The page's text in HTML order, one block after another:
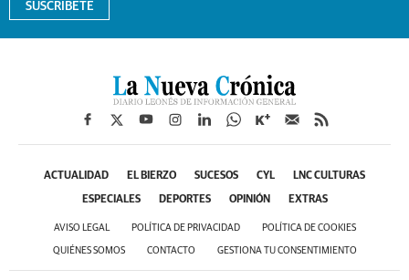
SUSCRÍBETE
ACTUALIDAD EL BIERZO SUCESOS CYL LNC CULTURAS
ESPECIALES DEPORTES OPINIÓN EXTRAS
AVISO LEGAL POLÍTICA DE PRIVACIDAD POLÍTICA DE COOKIES
QUIÉNES SOMOS CONTACTO GESTIONA TU CONSENTIMIENTO